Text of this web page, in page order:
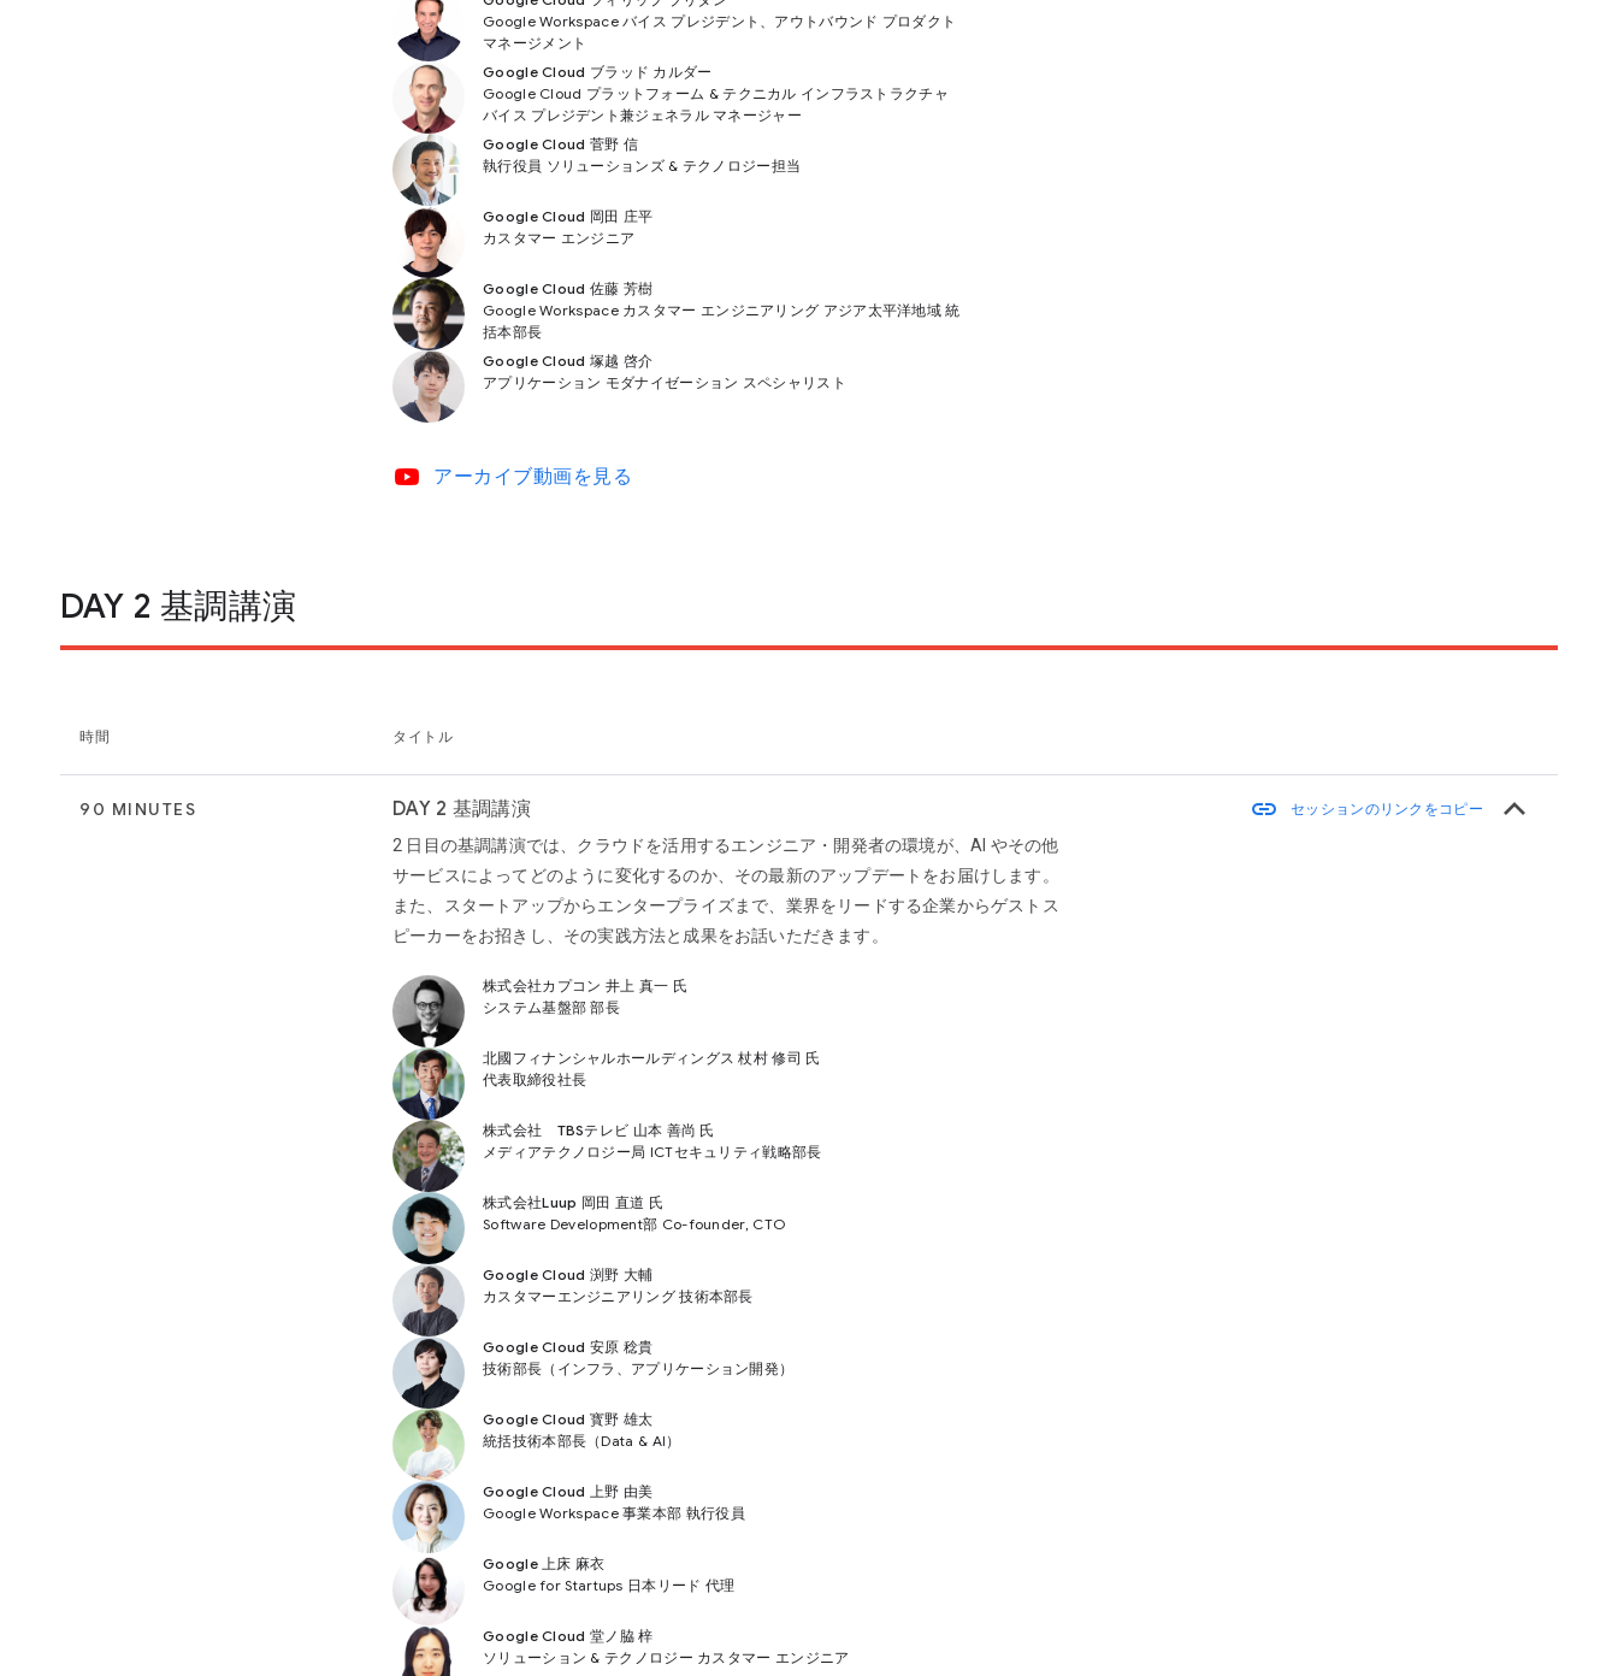
Google Workspace バイス プレジデント、アウトバウンド プロダクト
マネージメント
Google Cloud ブラッド カルダー
Google Cloud プラットフォーム & テクニカル インフラストラクチャ
バイス プレジデント兼ジェネラル マネージャー
Google Cloud 菅野 信
執行役員 ソリューションズ & テクノロジー担当
Google Cloud 岡田 庄平
カスタマー エンジニア
Google Cloud 佐藤 芳樹
Google Workspace カスタマー エンジニアリング アジア太平洋地域 統
括本部長
Google Cloud 塚越 啓介
アプリケーション モダナイゼーション スペシャリスト
video_youtube アーカイブ動画を見る
DAY 2 基調講演
時間 タイトル
DAY 2 基調講演
2 日目の基調講演では、クラウドを活用するエンジニア・開発者の環境が、AI やその他
サービスによってどのように変化するのか、その最新のアップデートをお届けします。
また、スタートアップからエンタープライズまで、業界をリードする企業からゲストス
ピーカーをお招きし、その実践方法と成果をお話いただきます。
90 MINUTES link セッションのリンクをコピー
株式会社カプコン 井上 真一 氏
システム基盤部 部長
北國フィナンシャルホールディングス 杖村 修司 氏
代表取締役社長
株式会社 TBSテレビ 山本 善尚 氏
メディアテクノロジー局 ICTセキュリティ戦略部長
株式会社Luup 岡田 直道 氏
Software Development部 Co-founder, CTO
Google Cloud 渕野 大輔
カスタマーエンジニアリング 技術本部長
Google Cloud 安原 稔貴
技術部長（インフラ、アプリケーション開発）
Google Cloud 寳野 雄太
統括技術本部長（Data & AI）
Google Cloud 上野 由美
Google Workspace 事業本部 執行役員
Google 上床 麻衣
Google for Startups 日本リード 代理
Google Cloud 堂ノ脇 梓
ソリューション & テクノロジー カスタマー エンジニア
keyboard_arrow_up